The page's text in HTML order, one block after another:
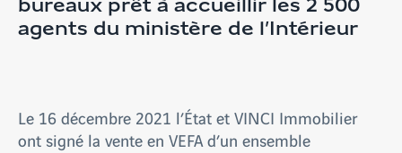
bureaux prêt à accueillir les 2 500
agents du ministère de l’Intérieur
Le 16 décembre 2021 l’État et VINCI Immobilier
ont signé la vente en VEFA d’un ensemble